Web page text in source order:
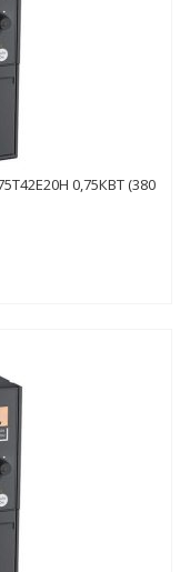
0,75КВТ (380